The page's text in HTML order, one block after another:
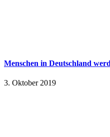
Menschen in Deutschland
3. Oktober 2019